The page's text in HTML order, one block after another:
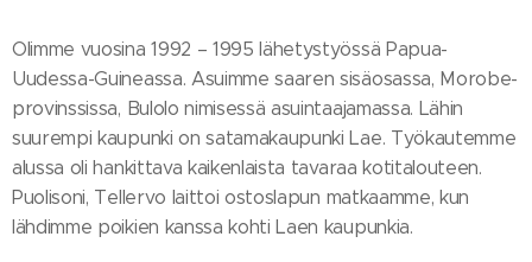
Olimme vuosina 1992 – 1995 lähetystyössä Papua-
Uudessa-Guineassa. Asuimme saaren sisäosassa, Morobe-
provinssissa, Bulolo nimisessä asuintaajamassa. Lähin
suurempi kaupunki on satamakaupunki Lae. Työkautemme
alussa oli hankittava kaikenlaista tavaraa kotitalouteen.
Puolisoni, Tellervo laittoi ostoslapun matkaamme, kun
lähdimme poikien kanssa kohti Laen kaupunkia.